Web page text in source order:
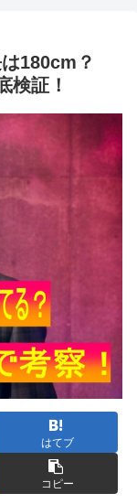
180cm？
検証！
はてブ
コピー